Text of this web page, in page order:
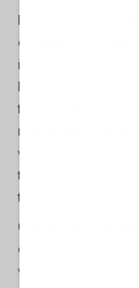
dell’aggressione del
indispensabili delle
fine. 13 anni dopo,
mercenarie Al Qaida-
vari paesi
turchi e giordani,
tanto di visita e
Questa massa di
conosciuto
video che i loro autori